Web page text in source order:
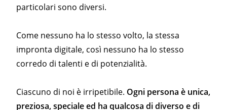
particolari sono diversi.
Come nessuno ha lo stesso volto, la stessa
impronta digitale, così nessuno ha lo stesso
corredo di talenti e di potenzialità.
Ciascuno di noi è irripetibile. Ogni persona è unica,
preziosa, speciale ed ha qualcosa di diverso e di